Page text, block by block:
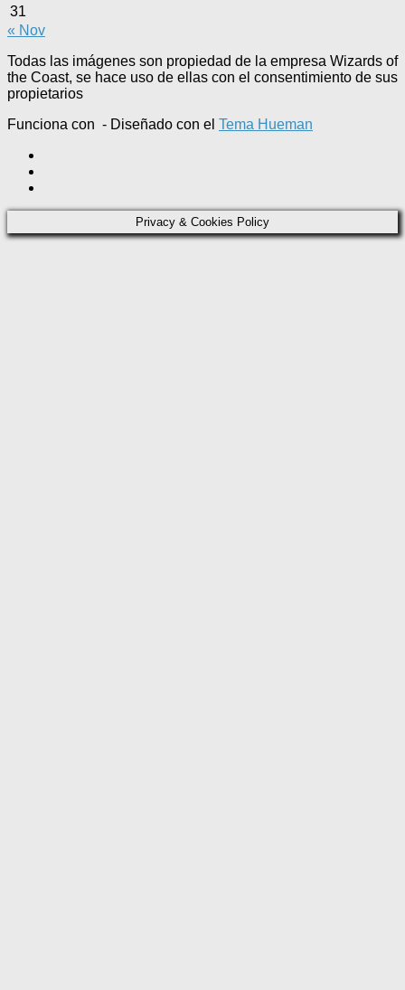
31
« Nov
Todas las imágenes son propiedad de la empresa Wizards of
the Coast, se hace uso de ellas con el consentimiento de sus
propietarios
Funciona con - Diseñado con el Tema Hueman
Privacy & Cookies Policy